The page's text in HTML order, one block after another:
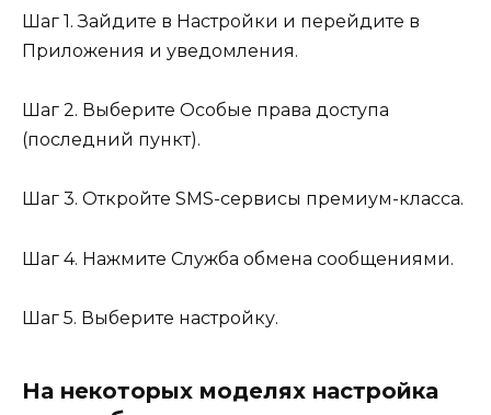
Шаг 1. Зайдите в Настройки и перейдите в
Приложения и уведомления.
Шаг 2. Выберите Особые права доступа
(последний пункт).
Шаг 3. Откройте SMS-сервисы премиум-класса.
Шаг 4. Нажмите Служба обмена сообщениями.
Шаг 5. Выберите настройку.
На некоторых моделях настройка